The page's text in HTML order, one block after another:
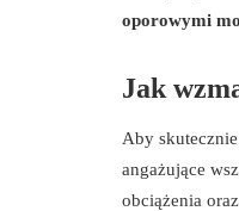
oporowymi
Jak
Aby
angażujące
obciążenia